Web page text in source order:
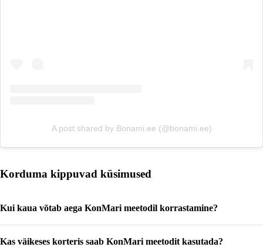
A post shared by Bonami.ee (@bonami.ee)
Korduma kippuvad küsimused
Kui kaua võtab aega KonMari meetodil korrastamine?
selleks paar päeva, teistel nädalaid või isegi kuid. Peaasi on kategooriates edasi
Kas väikeses korteris saab KonMari meetodit kasutada?